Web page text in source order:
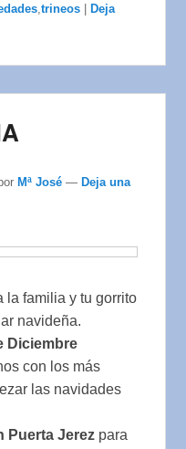
,trineos
Deja
Mª José — Deja una
la familia y tu gorrito
navideña.
Diciembre
con los más
las navidades
Puerta Jerez para